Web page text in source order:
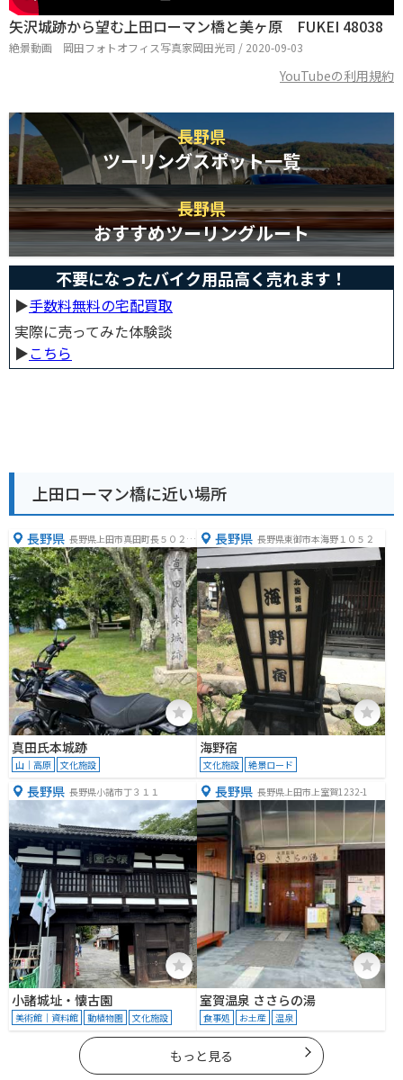
矢沢城跡から望む上田ローマン橋と美ヶ原 FUKEI 48038
絶景動画 岡田フォトオフィス写真家岡田光司 / 2020-09-03
YouTubeの利用規約
長野県
ツーリングスポット一覧
長野県
おすすめツーリングルート
不要になったバイク用品高く売れます！
▶︎手数料無料の宅配買取
実際に売ってみた体験談
▶︎こちら
上田ローマン橋に近い場所
長野県 長野県上田市真田町長５０２９
−３
真田氏本城跡
山｜高原 文化施設
長野県 長野県東御市本海野１０５２
海野宿
文化施設 絶景ロード
長野県 長野県小諸市丁３１１
小諸城址・懐古園
美術館｜資料館 動植物園 文化施設
長野県 長野県上田市上室賀1232-1
室賀温泉 ささらの湯
食事処 お土産 温泉
もっと見る